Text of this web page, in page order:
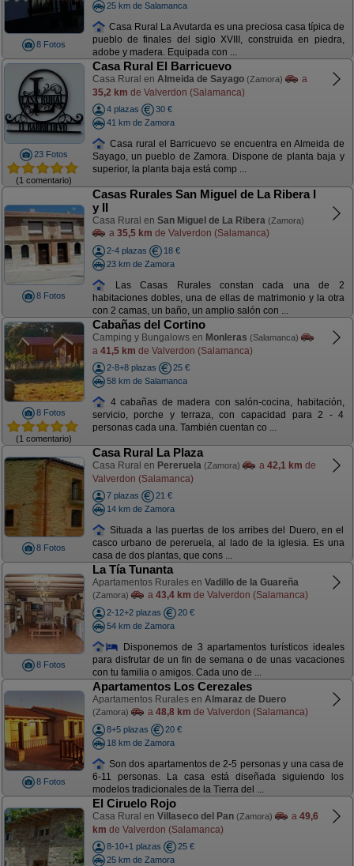
8 Fotos
25 km de Salamanca
Casa Rural La Avutarda es una preciosa casa típica de
pueblo de finales del siglo XVIII, construida en piedra,
adobe y madera. Equipada con ...
23 Fotos
(1 comentario)
Casa Rural El Barricuevo
Casa Rural en Almeida de Sayago (Zamora)
a
35,2 km de Valverdon (Salamanca)
4 plazas
30 €
41 km de Zamora
Casa rural el Barricuevo se encuentra en Almeida de
Sayago, un pueblo de Zamora. Dispone de planta baja y
superior, la planta baja está comp ...
8 Fotos
Casas Rurales San Miguel de La Ribera I
y II
Casa Rural en San Miguel de La Ribera (Zamora)
a 35,5 km de Valverdon (Salamanca)
2-4 plazas
18 €
23 km de Zamora
Las Casas Rurales constan cada una de 2
habitaciones dobles, una de ellas de matrimonio y la otra
con 2 camas, un baño, un amplio salón con ...
8 Fotos
(1 comentario)
Cabañas del Cortino
Camping y Bungalows en Monleras (Salamanca)
a 41,5 km de Valverdon (Salamanca)
2-8+8 plazas
25 €
58 km de Salamanca
4 cabañas de madera con salón-cocina, habitación,
servicio, porche y terraza, con capacidad para 2 - 4
personas cada una. También cuentan co ...
8 Fotos
Casa Rural La Plaza
Casa Rural en Pereruela (Zamora) a 42,1 km de
Valverdon (Salamanca)
7 plazas
21 €
14 km de Zamora
Situada a las puertas de los arribes del Duero, en el
casco urbano de pereruela, al lado de la iglesia. Es una
casa de dos plantas, que cons ...
8 Fotos
La Tía Tunanta
Apartamentos Rurales en Vadillo de la Guareña
(Zamora) a 43,4 km de Valverdon (Salamanca)
2-12+2 plazas
20 €
54 km de Zamora
Disponemos de 3 apartamentos turísticos ideales
para disfrutar de un fin de semana o de unas vacaciones
con tu familia o amigos. Cada uno de ...
8 Fotos
Apartamentos Los Cerezales
Apartamentos Rurales en Almaraz de Duero
(Zamora) a 48,8 km de Valverdon (Salamanca)
8+5 plazas
20 €
18 km de Zamora
Son dos apartamentos de 2-5 personas y una casa de
6-11 personas. La casa está diseñada siguiendo los
modelos tradicionales de la Tierra del ...
El Ciruelo Rojo
Casa Rural en Villaseco del Pan (Zamora) a 49,6
km de Valverdon (Salamanca)
8-10+1 plazas
25 €
25 km de Zamora